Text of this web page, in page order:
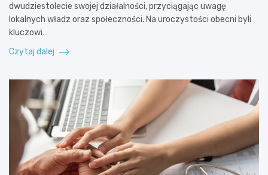
dwudziestolecie swojej działalności, przyciągając uwagę
lokalnych władz oraz społeczności. Na uroczystości obecni byli
kluczowi…
Czytaj dalej